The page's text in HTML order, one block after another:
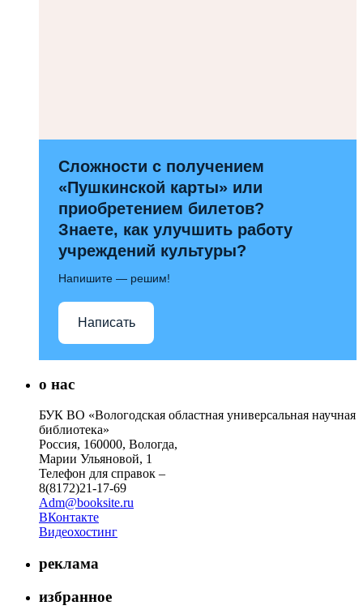
Сложности с получением
«Пушкинской карты» или
приобретением билетов?
Знаете, как улучшить работу
учреждений культуры?
Напишите — решим!
Написать
о нас
БУК ВО «Вологодская областная универсальная научная
библиотека»
Россия, 160000, Вологда,
Марии Ульяновой, 1
Телефон для справок –
8(8172)21-17-69
Adm@booksite.ru
ВКонтакте
Видеохостинг
реклама
избранное